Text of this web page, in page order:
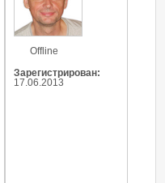
Offline
Зарегистрирован:
17.06.2013